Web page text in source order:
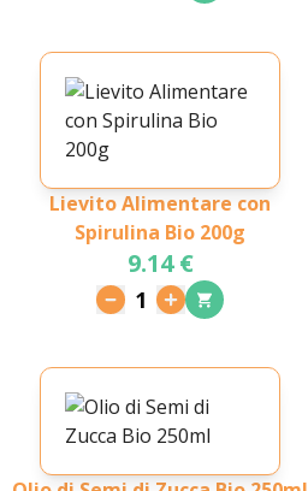
Lievito Alimentare con
Spirulina Bio 200g
9.14 €
1